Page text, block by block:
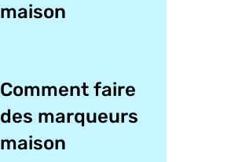
maison
Comment faire
des marqueurs
maison